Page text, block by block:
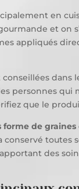
en
et on
appliqués
dans
personnes qui
que le
forme de graines
toutes
des